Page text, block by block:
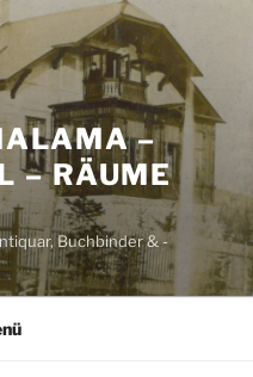
–
– RÄUME
Buchbinder & -